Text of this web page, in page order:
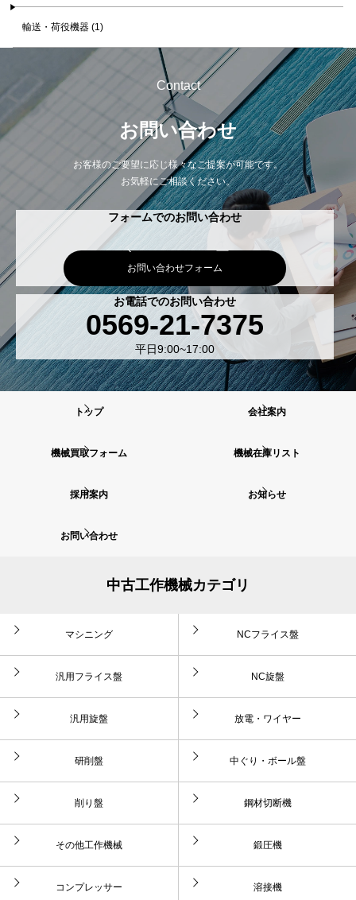
輸送・荷役機器 (1)
Contact
お問い合わせ
お客様のご要望に応じ様々なご提案が可能です。
お気軽にご相談ください。
フォームでのお問い合わせ
お問い合わせフォーム
お電話でのお問い合わせ
0569-21-7375
平日9:00~17:00
トップ 会社案内
機械買取フォーム 機械在庫リスト
採用案内 お知らせ
お問い合わせ
中古工作機械カテゴリ
マシニング NCフライス盤
汎用フライス盤 NC旋盤
汎用旋盤 放電・ワイヤー
研削盤 中ぐり・ボール盤
削り盤 鋼材切断機
その他工作機械 鍛圧機
コンプレッサー 溶接機